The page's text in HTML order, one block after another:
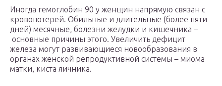
Иногда гемоглобин 90 у женщин напрямую связан с
кровопотерей. Обильные и длительные (более пяти
дней) месячные, болезни желудки и кишечника –
основные причины этого. Увеличить дефицит
железа могут развивающиеся новообразования в
органах женской репродуктивной системы – миома
матки, киста яичника.